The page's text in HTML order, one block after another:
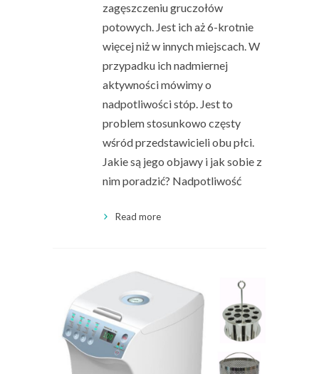
zagęszczeniu gruczołów
potowych. Jest ich aż 6-krotnie
więcej niż w innych miejscach. W
przypadku ich nadmiernej
aktywności mówimy o
nadpotliwości stóp. Jest to
problem stosunkowo częsty
wśród przedstawicieli obu płci.
Jakie są jego objawy i jak sobie z
nim poradzić? Nadpotliwość
Read more